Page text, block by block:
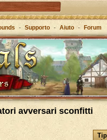
ere con la strategia
Grecia
- Supporto - Aiuto - Forum
avversari sconfitti